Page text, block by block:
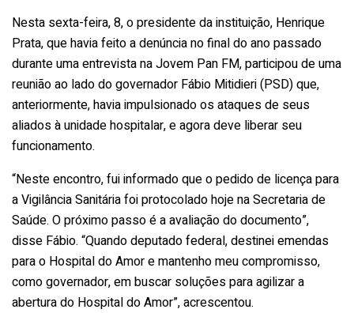
Nesta sexta-feira, 8, o presidente da instituição, Henrique
Prata, que havia feito a denúncia no final do ano passado
durante uma entrevista na Jovem Pan FM, participou de uma
reunião ao lado do governador Fábio Mitidieri (PSD) que,
anteriormente, havia impulsionado os ataques de seus
aliados à unidade hospitalar, e agora deve liberar seu
funcionamento.
“Neste encontro, fui informado que o pedido de licença para
a Vigilância Sanitária foi protocolado hoje na Secretaria de
Saúde. O próximo passo é a avaliação do documento”,
disse Fábio. “Quando deputado federal, destinei emendas
para o Hospital do Amor e mantenho meu compromisso,
como governador, em buscar soluções para agilizar a
abertura do Hospital do Amor”, acrescentou.